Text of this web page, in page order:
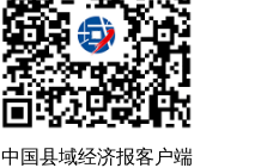
中国县域经济报客户端